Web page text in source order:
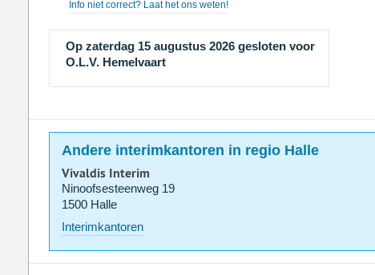
Info niet correct? Laat het ons weten!
Op zaterdag 15 augustus 2026 gesloten voor
O.L.V. Hemelvaart
Andere interimkantoren in regio Halle
Vivaldis Interim
Ninoofsesteenweg 19
1500 Halle
Interimkantoren